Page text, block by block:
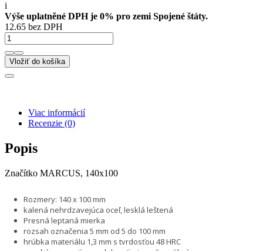
i
Výše uplatněné DPH je 0% pro zemi Spojené štáty.
12.65 bez DPH
Vložiť do košíka
Viac informácií
Recenzie (0)
Popis
Značítko MARCUS, 140x100
Rozmery: 140 x 100 mm
kalená nehrdzavejúca oceľ, lesklá leštená
Presná leptaná mierka
rozsah označenia 5 mm od 5 do 100 mm
hrúbka materiálu 1,3 mm s tvrdosťou 48 HRC